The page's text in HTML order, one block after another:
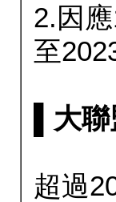
2.因
至
▌大
超過